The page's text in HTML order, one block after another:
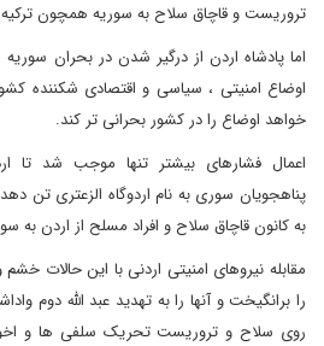
تروریست و قاچاق سلاح به سوریه همچون ترکیه
اما پادشاه اردن از درگیر شدن در بحران
اوضاع امنیتی ، سیاسی و اقتصادی شکننده
خواهد اوضاع را در کشور بحرانی تر کند.
اعمال فشارهای بیشتر تنها موجب شد تا
پناهجویان سوری به نام اردوگاه الزعتری تن
به کانون قاچاق سلاح و افراد مسلح از اردن به
مقابله نیروهای امنیتی اردنی با این حالات
را برانگیخت و آنها را به تهدید عبد الله دوم
روی سلاح و تروریست تحریک سلفی ها و